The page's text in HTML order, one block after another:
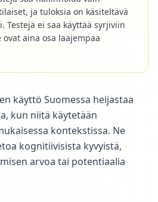
ja tuloksia on käsiteltävä
Testejä ei saa käyttää syrjiviin
aina osa laajempaa
käyttö Suomessa heijastaa
kun niitä käytetään
kontekstissa. Ne
kognitiivisista kyvyistä,
arvoa tai potentiaalia